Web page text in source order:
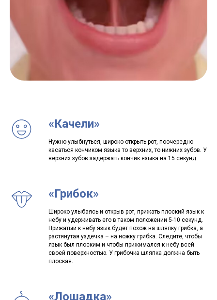
«Качели»
Нужно улыбнуться, широко открыть рот, поочередно
касаться кончиком языка то верхних, то нижних зубов. У
верхних зубов задержать кончик языка на 15 секунд.
«Грибок»
Широко улыбаясь и открыв рот, прижать плоский язык к
небу и удерживать его в таком положении 5-10 секунд.
Прижатый к небу язык будет похож на шляпку грибка, а
растянутая уздечка – на ножку грибка. Следите, чтобы
язык был плоским и чтобы прижимался к небу всей
своей поверхностью. У грибочка шляпка должна быть
плоская.
«Лошадка»
Написать нам
Написать нам
Написать нам
Написать нам
Мессенджеры:
+7 (912) 774-75-55
Lingvo Nanny